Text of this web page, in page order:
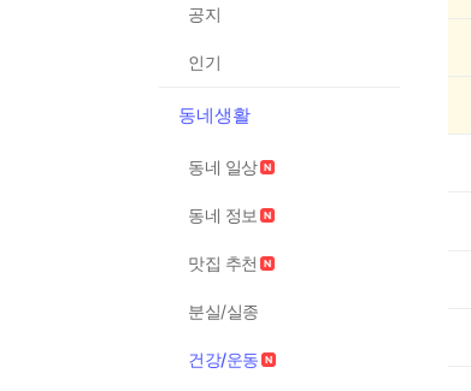
공지
인기
동네생활
동네 일상
동네 정보
맛집 추천
분실/실종
건강/운동